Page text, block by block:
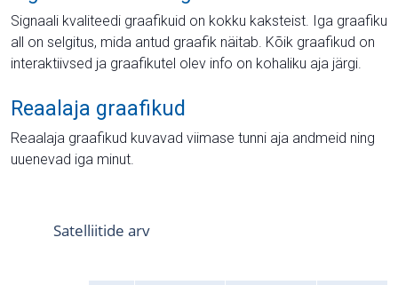
Signaali kvaliteedi graafikuid on kokku kaksteist. Iga graafiku
all on selgitus, mida antud graafik näitab. Kõik graafikud on
interaktiivsed ja graafikutel olev info on kohaliku aja järgi.
Reaalaja graafikud
Reaalaja graafikud kuvavad viimase tunni aja andmeid ning
uuenevad iga minut.